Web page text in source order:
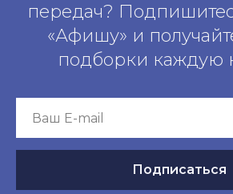
передач?
«Афишу» и
подборки каждую
Подписаться